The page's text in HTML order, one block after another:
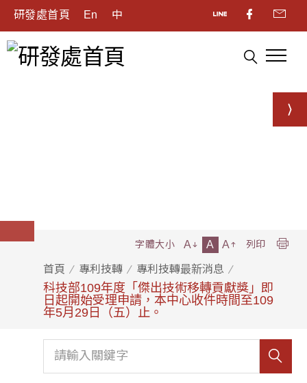
研發處首頁 En 中
首頁 專利技轉 專利技轉最新消息
科技部109年度「傑出技術移轉貢獻獎」即
日起開始受理申請，本中心收件時間至109
年5月29日（五）止。
字體大小 A A A 列印